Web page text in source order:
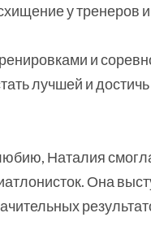
у тренеров
и
лучшей и
Наталия
Она